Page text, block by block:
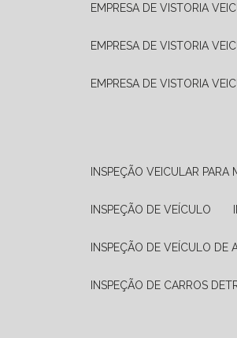
EMPRESA DE VISTORIA
EMPRESA DE VISTORIA
EMPRESA DE VISTORIA
INSPEÇÃO VEICULAR
INSPEÇÃO DE VEÍCULO
INSPEÇÃO DE VEÍCULO DE
INSPEÇÃO DE CARROS